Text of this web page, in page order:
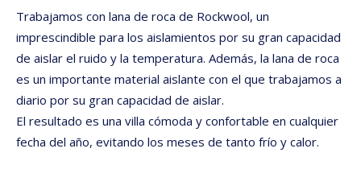
Trabajamos con lana de roca de Rockwool, un
imprescindible para los aislamientos por su gran capacidad
de aislar el ruido y la temperatura. Además, la lana de roca
es un importante material aislante con el que trabajamos a
diario por su gran capacidad de aislar.
El resultado es una villa cómoda y confortable en cualquier
fecha del año, evitando los meses de tanto frío y calor.